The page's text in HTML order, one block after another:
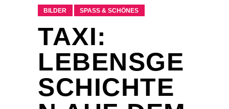
BILDER SPASS & SCHÖNES
TAXI:
LEBENSGE
SCHICHTE